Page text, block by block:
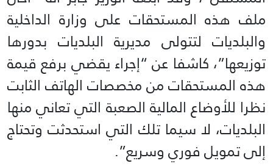
ملف هذه المستحقات على وزارة الداخلية
والبلديات لتتولى مديرية البلديات بدورها
توزيعها”، كاشفا عن “إجراء يقضي برفع قيمة
هذه المستحقات من مخصصات الهاتف الثابت
نظرا للأوضاع المالية الصعبة التي تعاني منها
البلديات، لا سيما تلك التي استحدثت وتحتاج
إلى تمويل فوري وسريع”.